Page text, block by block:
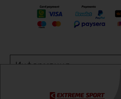
Информация
Екстрем спорт ЕООД,